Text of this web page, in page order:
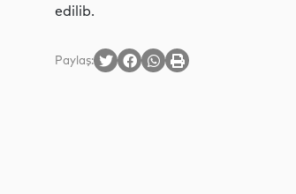
edilib.
Paylaş: